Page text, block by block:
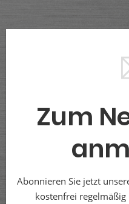
Zum
Abonnieren Sie jetzt
kostenfrei